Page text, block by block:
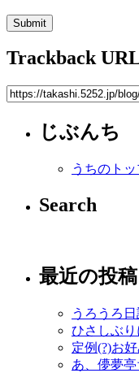
Trackback
じぶんち
うちのト
Search
最近の投稿
うろうろ日
ひさしぶ
定例(?)お
あ、儚夢亭